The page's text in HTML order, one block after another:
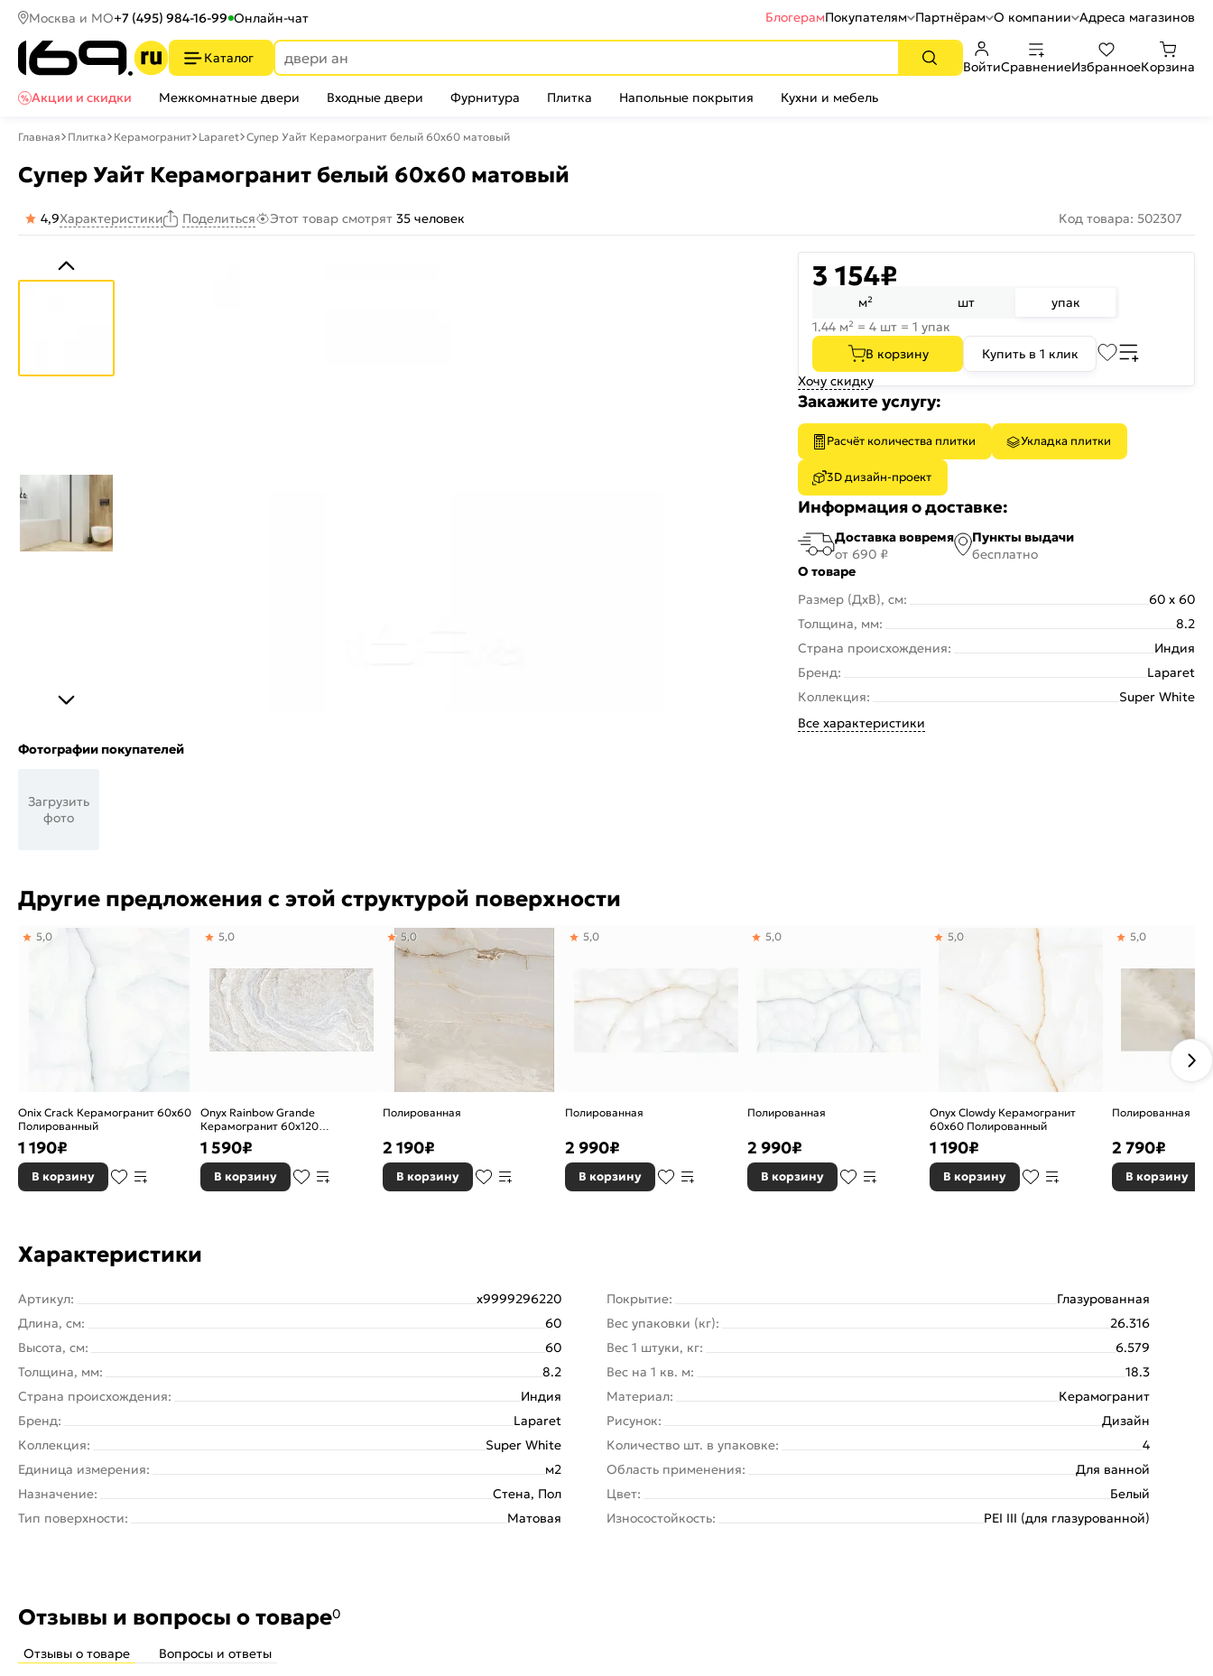
Москва и МО+7 (495) 984-16-99 Онлайн-чат БлогерамПокупателям Партнёрам О компании Адреса магазинов
Каталог
ВойтиСравнениеИзбранноеКорзина
Акции и скидки
Межкомнатные двери Входные двери Фурнитура Плитка Напольные покрытия Кухни и мебель
Главная Плитка Керамогранит Laparet Супер Уайт Керамогранит белый 60х60 матовый
Супер Уайт Керамогранит белый 60х60 матовый
4,9Характеристики Поделиться Этот товар смотрят 35 человек Код товара: 502307
Фотографии покупателей
Загрузить
фото
3 154₽
м² шт
упак
1.44 м² = 4 шт = 1 упак
В корзину
Купить в 1 клик
Хочу скидку
Закажите услугу:
Расчёт количества плитки Укладка плитки
3D дизайн-проект
Информация о доставке:
Доставка вовремя
от 690 ₽
Пункты выдачи
бесплатно
О товаре
Размер (ДхВ), см:
60 x 60
Толщина, мм:
8.2
Страна происхождения:
Индия
Бренд:
Laparet
Коллекция:
Super White
Все характеристики
Другие предложения с этой структурой поверхности
Onix Crack Керамогранит 60х60
Полированный
5,0
1 190₽
В корзину
Onyx Rainbow Grande
Керамогранит 60х120
Полированный
5,0
1 590₽
В корзину
Полированная
5,0
2 190₽
В корзину
Полированная
5,0
2 990₽
В корзину
Полированная
5,0
2 990₽
В корзину
Onyx Clowdy Керамогранит
60х60 Полированный
5,0
1 190₽
В корзину
Полированная
5,0
2 790₽
В корзину
Характеристики
Артикул:
х9999296220
Длина, см:
60
Высота, см:
60
Толщина, мм:
8.2
Страна происхождения:
Индия
Бренд:
Laparet
Коллекция:
Super White
Единица измерения:
м2
Назначение:
Стена, Пол
Тип поверхности:
Матовая
Покрытие:
Глазурованная
Вес упаковки (кг):
26.316
Вес 1 штуки, кг:
6.579
Вес на 1 кв. м:
18.3
Материал:
Керамогранит
Рисунок:
Дизайн
Количество шт. в упаковке:
4
Область применения:
Для ванной
Цвет:
Белый
Износостойкость:
PEI III (для глазурованной)
Отзывы и вопросы о товаре0
Отзывы о товаре Вопросы и ответы